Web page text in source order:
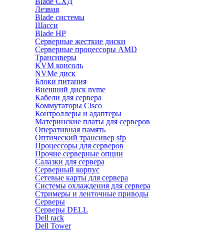
Лезвия
Blade системы
Шасси
Blade HP
Серверные жесткие диски
Серверные процессоры AMD
Трансиверы
KVM консоль
NVMe диск
Блоки питания
Внешний диск nvme
Кабели для сервера
Коммутаторы Cisco
Контроллеры и адаптеры
Материнские платы для серверов
Оперативная память
Оптический трансивер sfp
Процессоры для серверов
Прочие серверные опции
Салазки для сервера
Серверный корпус
Сетевые карты для сервера
Системы охлаждения для сервера
Стримеры и ленточные приводы
Серверы
Серверы DELL
Dell rack
Dell Tower